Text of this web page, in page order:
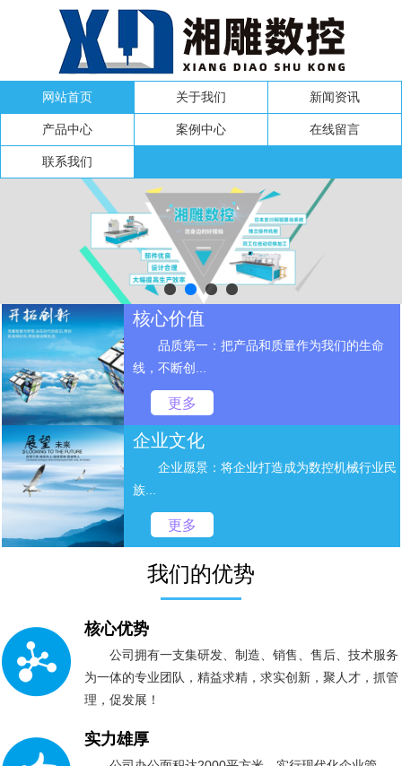
网站首页 关于我们 新闻资讯
产品中心 案例中心 在线留言
联系我们
核心价值
品质第一：把产品和质量作为我们的生命
线，不断创...
更多
企业文化
企业愿景：将企业打造成为数控机械行业民
族...
更多
我们的优势
核心优势
公司拥有一支集研发、制造、销售、售后、技术服务
为一体的专业团队，精益求精，求实创新，聚人才，抓管
理，促发展！
实力雄厚